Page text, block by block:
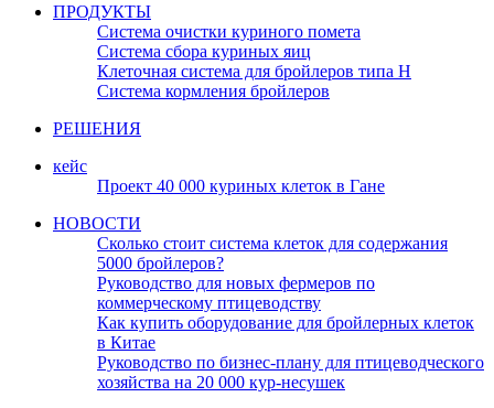
ПРОДУКТЫ
Система очистки куриного помета
Система сбора куриных яиц
Клеточная система для бройлеров типа H
Система кормления бройлеров
РЕШЕНИЯ
кейс
Проект 40 000 куриных клеток в Гане
НОВОСТИ
Сколько стоит система клеток для содержания
5000 бройлеров?
Руководство для новых фермеров по
коммерческому птицеводству
Как купить оборудование для бройлерных клеток
в Китае
Руководство по бизнес-плану для птицеводческого
хозяйства на 20 000 кур-несушек